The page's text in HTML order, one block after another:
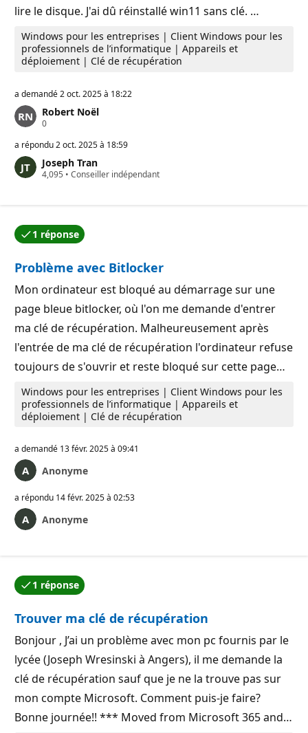
lire le disque. J'ai dû réinstallé win11 sans clé. …
Windows pour les entreprises | Client Windows pour les
professionnels de l’informatique | Appareils et
déploiement | Clé de récupération
a demandé2 oct. 2025 à 18:22
Robert Noël
0P
i
t
s
p
u
t
t
o
a répondu2 oct. 2025 à 18:59
Joseph Tran
4,095 P
s
d
e
é
u
a
n
• Conseiller indépendant
1 réponse
L’une des réponses a été acceptée par l’auteur de la
Problème avec Bitlocker
Mon ordinateur est bloqué au démarrage sur une
page bleue bitlocker, où l'on me demande d'entrer
ma clé de récupération. Malheureusement après
l'entrée de ma clé de récupération l'ordinateur refuse
toujours de s'ouvrir et reste bloqué sur cette page…
Windows pour les entreprises | Client Windows pour les
professionnels de l’informatique | Appareils et
déploiement | Clé de récupération
a demandé 13 févr. 2025 à 09:41
Anonyme
a répondu 14 févr. 2025 à 02:53
Anonyme
1 réponse
L’une des réponses a été acceptée par l’auteur de la
Trouver ma clé de récupération
Bonjour , J’ai un problème avec mon pc fournis par le
lycée (Joseph Wresinski à Angers), il me demande la
clé de récupération sauf que je ne la trouve pas sur
mon compte Microsoft. Comment puis-je faire?
Bonne journée!! *** Moved from Microsoft 365 and…